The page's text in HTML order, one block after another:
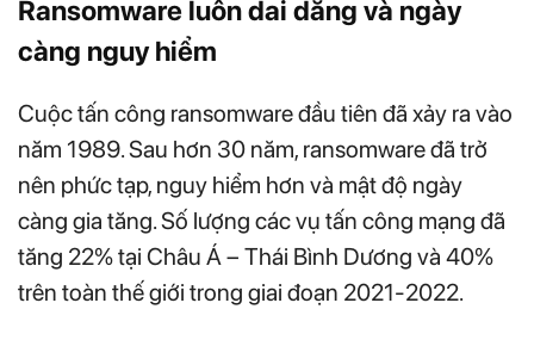
Ransomware luôn dai dẳng và ngày
càng nguy hiểm
Cuộc tấn công ransomware đầu tiên đã xảy ra vào
năm 1989. Sau hơn 30 năm, ransomware đã trở
nên phức tạp, nguy hiểm hơn và mật độ ngày
càng gia tăng. Số lượng các vụ tấn công mạng đã
tăng 22% tại Châu Á – Thái Bình Dương và 40%
trên toàn thế giới trong giai đoạn 2021-2022.